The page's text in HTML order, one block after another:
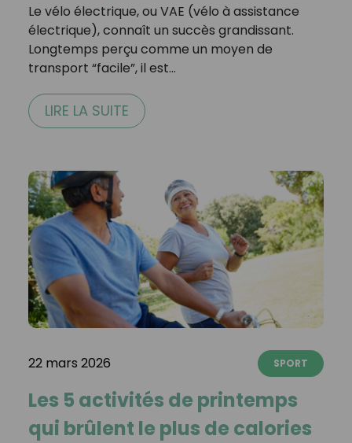
Le vélo électrique, ou VAE (vélo à assistance
électrique), connaît un succès grandissant.
Longtemps perçu comme un moyen de
transport “facile”, il est…
LIRE LA SUITE
22 mars 2026 SPORT
Les 5 activités de printemps
qui brûlent le plus de calories